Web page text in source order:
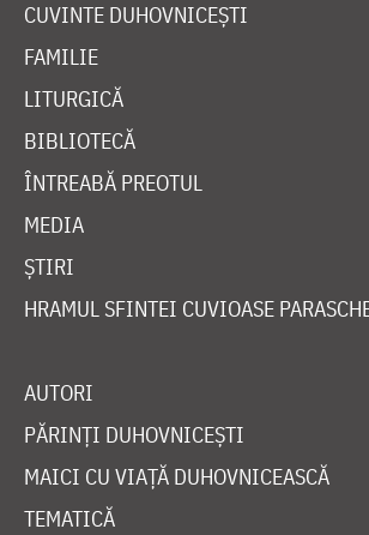
CUVINTE DUHOVNICEȘTI
FAMILIE
LITURGICĂ
BIBLIOTECĂ
ÎNTREABĂ PREOTUL
MEDIA
ȘTIRI
HRAMUL SFINTEI CUVIOASE
AUTORI
PĂRINȚI DUHOVNICEȘTI
MAICI CU VIAȚĂ DUHOVNICEASCĂ
TEMATICĂ